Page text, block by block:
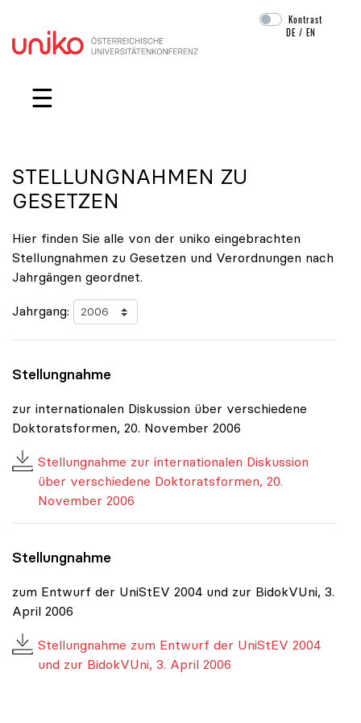
Navigation überspringen
Kontrast
DE /EN
☰
STELLUNGNAHMEN ZU
GESETZEN
Hier finden Sie alle von der uniko eingebrachten
Stellungnahmen zu Gesetzen und Verordnungen nach
Jahrgängen geordnet.
Jahrgang:
Stellungnahme
zur internationalen Diskussion über verschiedene
Doktoratsformen, 20. November 2006
Stellungnahme zur internationalen Diskussion
über verschiedene Doktoratsformen, 20.
November 2006
Stellungnahme
zum Entwurf der UniStEV 2004 und zur BidokVUni, 3.
April 2006
Stellungnahme zum Entwurf der UniStEV 2004
und zur BidokVUni, 3. April 2006